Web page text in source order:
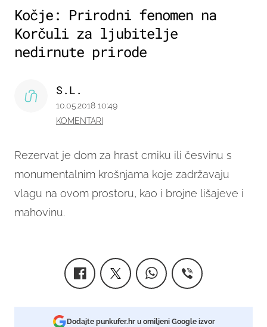
Kočje: Prirodni fenomen na
Korčuli za ljubitelje
nedirnute prirode
Rezervat je dom za hrast crniku ili česvinu s
monumentalnim krošnjama koje zadržavaju
vlagu na ovom prostoru, kao i brojne lišajeve i
mahovinu.
S.L.
10.05.2018 10:49
KOMENTARI
Dodajte punkufer.hr u omiljeni Google izvor